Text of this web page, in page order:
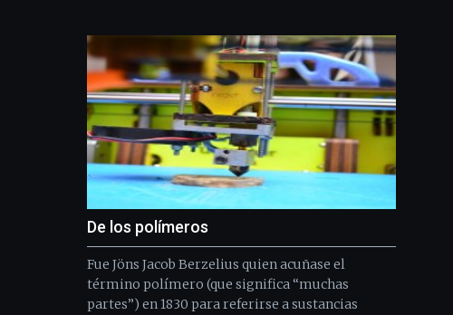
De los polímeros
Fue Jöns Jacob Berzelius quien acuñase el
término polímero (que significa “muchas
partes”) en 1830 para referirse a sustancias